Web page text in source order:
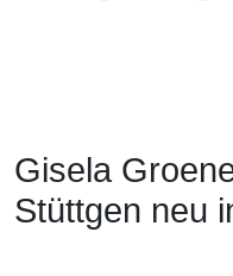
Gisela
Stüttgen neu